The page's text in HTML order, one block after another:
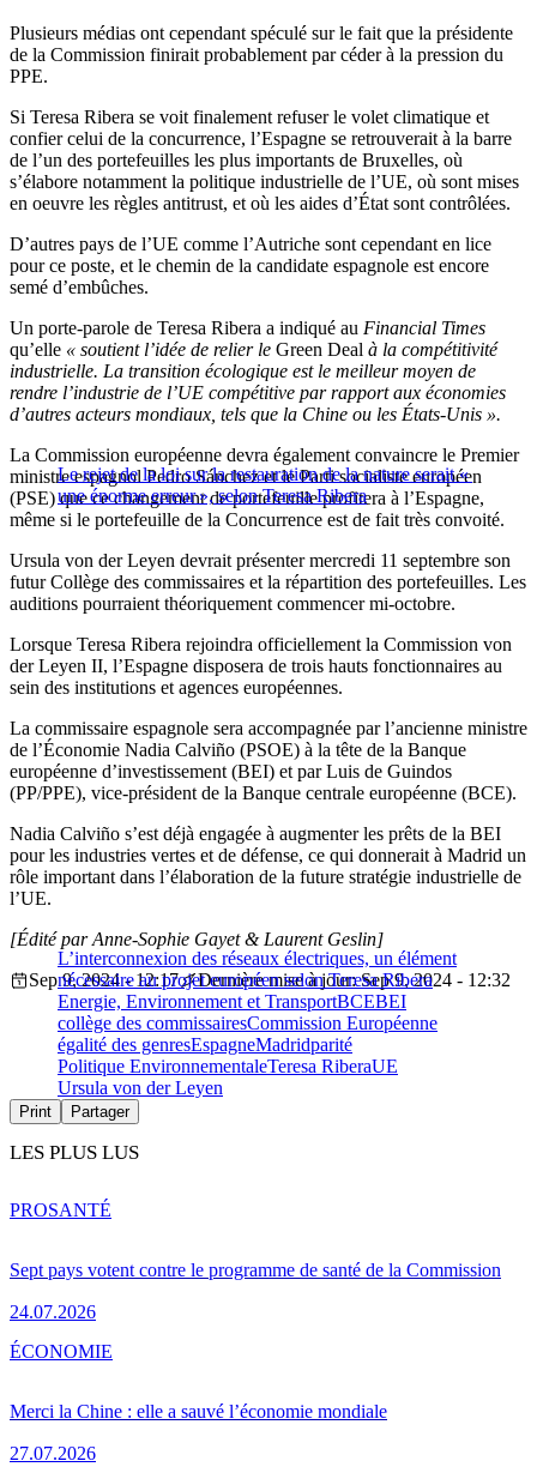
Plusieurs médias ont cependant spéculé sur le fait que la présidente
de la Commission finirait probablement par céder à la pression du
PPE.
Si Teresa Ribera se voit finalement refuser le volet climatique et
confier celui de la concurrence, l’Espagne se retrouverait à la barre
de l’un des portefeuilles les plus importants de Bruxelles, où
s’élabore notamment la politique industrielle de l’UE, où sont mises
en oeuvre les règles antitrust, et où les aides d’État sont contrôlées.
D’autres pays de l’UE comme l’Autriche sont cependant en lice
pour ce poste, et le chemin de la candidate espagnole est encore
semé d’embûches.
Un porte-parole de Teresa Ribera a indiqué au Financial Times
qu’elle « soutient l’idée de relier le Green Deal à la compétitivité
industrielle. La transition écologique est le meilleur moyen de
rendre l’industrie de l’UE compétitive par rapport aux économies
d’autres acteurs mondiaux, tels que la Chine ou les États-Unis ».
Le rejet de la loi sur la restauration de la nature serait «
une énorme erreur », selon Teresa Ribera
La Commission européenne devra également convaincre le Premier
ministre espagnol Pedro Sánchez et le Parti socialiste européen
(PSE) que ce changement de portefeuille profitera à l’Espagne,
même si le portefeuille de la Concurrence est de fait très convoité.
Ursula von der Leyen devrait présenter mercredi 11 septembre son
futur Collège des commissaires et la répartition des portefeuilles. Les
auditions pourraient théoriquement commencer mi-octobre.
Lorsque Teresa Ribera rejoindra officiellement la Commission von
der Leyen II, l’Espagne disposera de trois hauts fonctionnaires au
sein des institutions et agences européennes.
La commissaire espagnole sera accompagnée par l’ancienne ministre
de l’Économie Nadia Calviño (PSOE) à la tête de la Banque
européenne d’investissement (BEI) et par Luis de Guindos
(PP/PPE), vice-président de la Banque centrale européenne (BCE).
Nadia Calviño s’est déjà engagée à augmenter les prêts de la BEI
pour les industries vertes et de défense, ce qui donnerait à Madrid un
rôle important dans l’élaboration de la future stratégie industrielle de
l’UE.
L’interconnexion des réseaux électriques, un élément
nécessaire au projet européen selon Teresa Ribera
[Édité par Anne-Sophie Gayet & Laurent Geslin]
Sep 9, 2024 - 12:17
Dernière mise à jour: Sep 9, 2024 - 12:32
Energie, Environnement et TransportBCEBEI
collège des commissairesCommission Européenne
égalité des genresEspagneMadridparité
Politique EnvironnementaleTeresa RiberaUE
Ursula von der Leyen
Print Partager
LES PLUS LUS
Sept pays votent contre le programme de santé de la Commission
24.07.2026
PROSANTÉ
Merci la Chine : elle a sauvé l’économie mondiale
27.07.2026
ÉCONOMIE